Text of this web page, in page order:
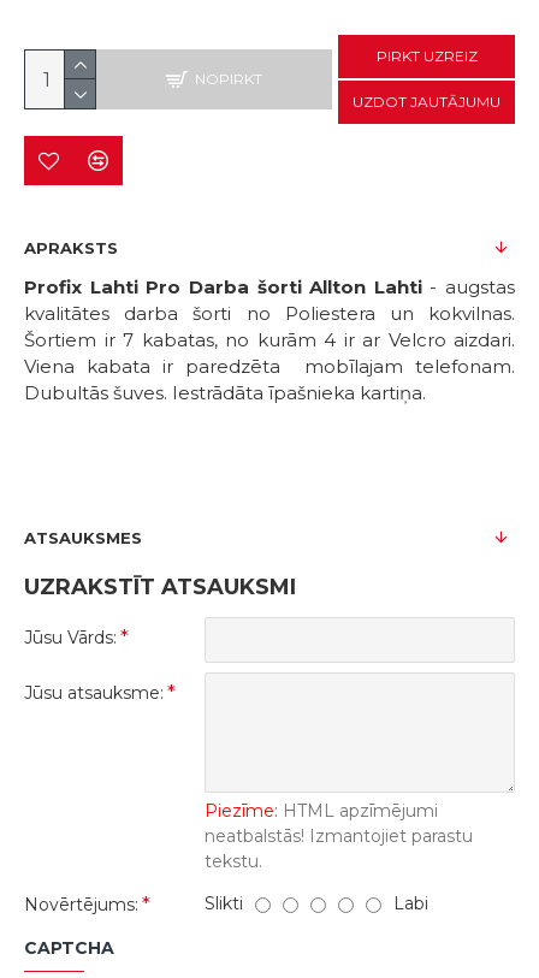
NOPIRKT
PIRKT UZREIZ
UZDOT JAUTĀJUMU
APRAKSTS
Profix Lahti Pro Darba šorti Allton Lahti- augstas
kvalitātes darba šorti no Poliestera un kokvilnas.
Šortiem ir 7 kabatas, no kurām 4 ir ar Velcro aizdari.
Viena kabata ir paredzēta mobīlajam telefonam.
Dubultās šuves. Iestrādāta īpašnieka kartiņa.
ATSAUKSMES
UZRAKSTĪT ATSAUKSMI
Jūsu Vārds:
Jūsu atsauksme:
Piezīme: HTML apzīmējumi
neatbalstās! Izmantojiet parastu
tekstu.
Novērtējums:
Slikti Labi
CAPTCHA